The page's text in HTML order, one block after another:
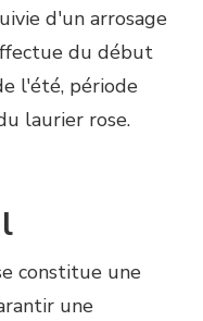
d'un arrosage
du début
l'été, période
laurier rose.
constitue une
une